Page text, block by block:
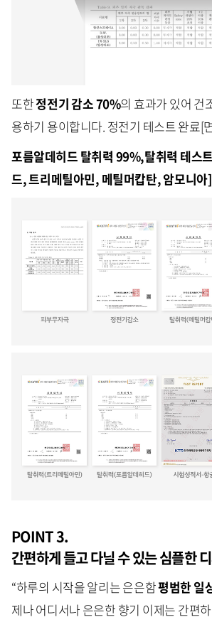
또한정전기 감소70%의 효과가 있어 건
용하기 용이합니다. 정전기 테스트 완료[
포름알데히드 탈취력 99%,탈취력 테스
드, 트리메틸아민, 메틸머캅탄, 암모니아]
POINT 3.
간편하게 들고 다닐 수 있는 심플한
“하루의 시작을 알리는 은은함평범한일
제나 어디서나 은은한 향기 이제는 간편